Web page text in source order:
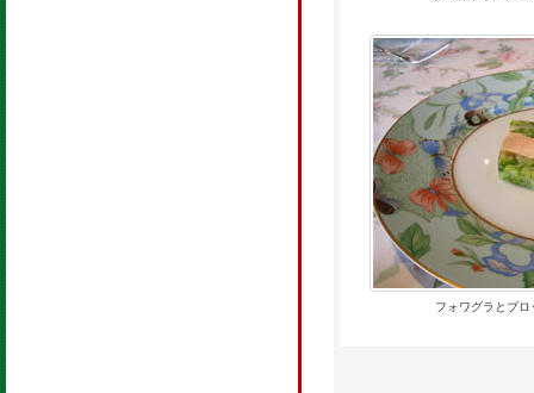
フォワグラとブ